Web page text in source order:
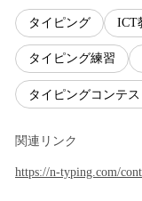
タイピング ICT
タイピング練習
タイピングコンテス
関連リンク
https://n-typing.com/